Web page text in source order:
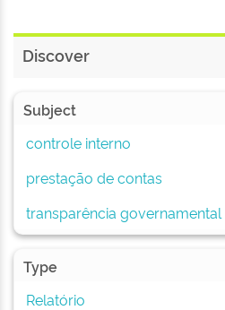
Discover
Subject
controle interno
prestação de contas
transparência governamental
Type
Relatório